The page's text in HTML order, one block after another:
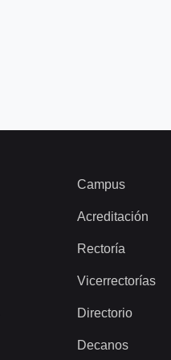
Campus
Acreditación
Rectoría
Vicerrectorías
Directorio
Decanos